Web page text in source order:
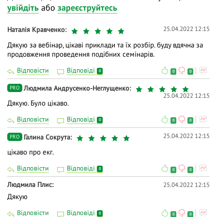
✅проведемо розбір клінічних випадків;
✅ зробимо вибір лікування для пацієнта з
ревматичним захворюванням та артеріальною
гіпертензією.
❓ Поставте питання на тему вебінару лекторам у
коментарях і ми відповімо на них у ході трансляції.
👍 Долучайтеся до діалогу, задавайте питання та
висловлюйте власну думку - зробіть навчання
дієвішим. Ми намагаємось відповідати і після
вебінарів.
увійдіть або зареєструйтесь
Наталія Кравченко 25.04.2022 12:15
Дякую за вебінар, цікаві приклади та їх розбір. буду вдячна за
продовження проведення подібних семінарів.
Відповісти Відповіді 0 0 0
PRO Людмила Андрусенко-Неглущенко
25.04.2022 12:15
Дякую. Було цікаво.
Відповісти Відповіді 0 0 0
PRO Галина Сокрута 25.04.2022 12:15
цікаво про екг.
Відповісти Відповіді 0 0 0
Людмила Плис 25.04.2022 12:15
Дякую
Відповісти Відповіді 0 0 0